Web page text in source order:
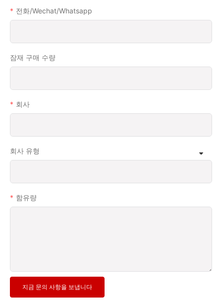
전화/wechat/whatsapp
잠재 구매 수량
회사
회사 유형
함유량
지금 문의 사항을 보냅니다